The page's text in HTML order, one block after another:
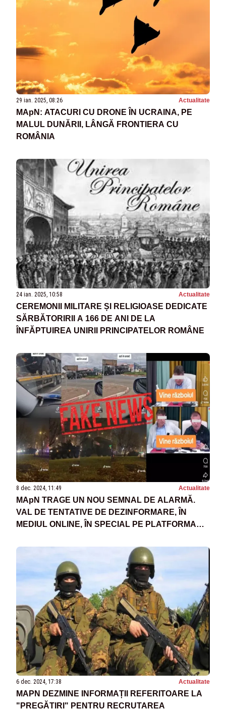
29 ian. 2025, 08:26 Actualitate
MApN: ATACURI CU DRONE ÎN UCRAINA, PE
MALUL DUNĂRII, LÂNGĂ FRONTIERA CU
ROMÂNIA
24 ian. 2025, 10:58 Actualitate
CEREMONII MILITARE ȘI RELIGIOASE DEDICATE
SĂRBĂTORIRII A 166 DE ANI DE LA
ÎNFĂPTUIREA UNIRII PRINCIPATELOR ROMÂNE
8 dec. 2024, 11:49 Actualitate
MApN TRAGE UN NOU SEMNAL DE ALARMĂ.
VAL DE TENTATIVE DE DEZINFORMARE, ÎN
MEDIUL ONLINE, ÎN SPECIAL PE PLATFORMA
6 dec. 2024, 17:38 Actualitate
MAPN DEZMINE INFORMAȚII REFERITOARE LA
"PREGĂTIRI" PENTRU RECRUTAREA